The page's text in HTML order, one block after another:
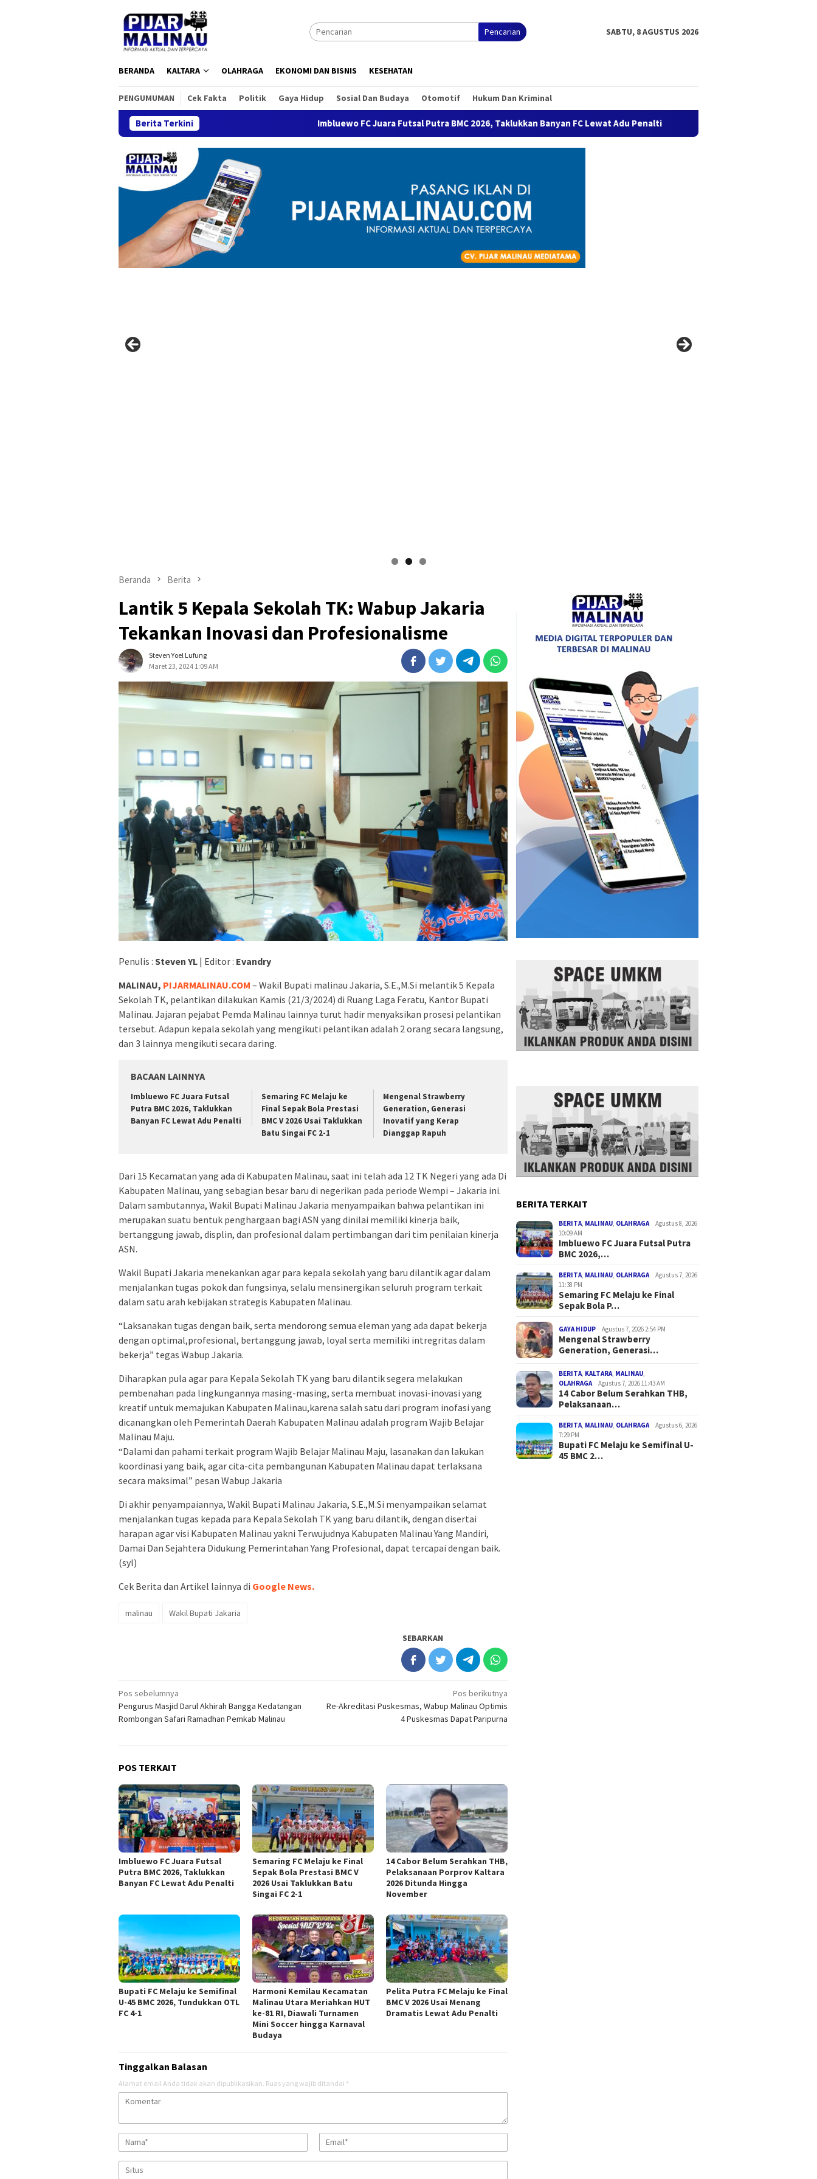
Pencarian SABTU, 8 AGUSTUS 2026
BERANDA KALTARA OLAHRAGA EKONOMI DAN BISNIS KESEHATAN
PENGUMUMAN Cek Fakta Politik Gaya Hidup Sosial Dan Budaya Otomotif Hukum Dan Kriminal
Berita Terkini Imbluewo FC Juara Futsal Putra BMC 2026, Taklukkan Banyan FC Lewat Adu Penalti Semaring FC Melaju ke Final Sepak Bola
Beranda Berita
Lantik 5 Kepala Sekolah TK: Wabup Jakaria
Tekankan Inovasi dan Profesionalisme
Steven Yoel Lufung
Maret 23, 2024 1:09 AM
Penulis : Steven YL | Editor : Evandry
MALINAU, PIJARMALINAU.COM – Wakil Bupati malinau Jakaria, S.E.,M.Si melantik 5 Kepala
Sekolah TK, pelantikan dilakukan Kamis (21/3/2024) di Ruang Laga Feratu, Kantor Bupati
Malinau. Jajaran pejabat Pemda Malinau lainnya turut hadir menyaksikan prosesi pelantikan
tersebut. Adapun kepala sekolah yang mengikuti pelantikan adalah 2 orang secara langsung,
dan 3 lainnya mengikuti secara daring.
BACAAN LAINNYA
Imbluewo FC Juara Futsal
Putra BMC 2026, Taklukkan
Banyan FC Lewat Adu Penalti
Semaring FC Melaju ke
Final Sepak Bola Prestasi
BMC V 2026 Usai Taklukkan
Batu Singai FC 2-1
Mengenal Strawberry
Generation, Generasi
Inovatif yang Kerap
Dianggap Rapuh
Dari 15 Kecamatan yang ada di Kabupaten Malinau, saat ini telah ada 12 TK Negeri yang ada Di
Kabupaten Malinau, yang sebagian besar baru di negerikan pada periode Wempi – Jakaria ini.
Dalam sambutannya, Wakil Bupati Malinau Jakaria menyampaikan bahwa pelantikan ini
merupakan suatu bentuk penghargaan bagi ASN yang dinilai memiliki kinerja baik,
bertanggung jawab, displin, dan profesional dalam pertimbangan dari tim penilaian kinerja
ASN.
Wakil Bupati Jakaria menekankan agar para kepala sekolah yang baru dilantik agar dalam
menjalankan tugas pokok dan fungsinya, selalu mensinergikan seluruh program terkait
dalam satu arah kebijakan strategis Kabupaten Malinau.
“Laksanakan tugas dengan baik, serta mendorong semua eleman yang ada dapat bekerja
dengan optimal,profesional, bertanggung jawab, loyal serta memiliki intregritas dalam
bekerja” tegas Wabup Jakaria.
Diharapkan pula agar para Kepala Sekolah TK yang baru dilantik segera melakukan
pembenahan pada lingkungannya masing-masing, serta membuat inovasi-inovasi yang
kreatif untuk memajukan Kabupaten Malinau,karena salah satu dari program inofasi yang
dicanangkan oleh Pemerintah Daerah Kabupaten Malinau adalah program Wajib Belajar
Malinau Maju.
“Dalami dan pahami terkait program Wajib Belajar Malinau Maju, lasanakan dan lakukan
koordinasi yang baik, agar cita-cita pembangunan Kabupaten Malinau dapat terlaksana
secara maksimal” pesan Wabup Jakaria
Di akhir penyampaiannya, Wakil Bupati Malinau Jakaria, S.E.,M.Si menyampaikan selamat
menjalankan tugas kepada para Kepala Sekolah TK yang baru dilantik, dengan disertai
harapan agar visi Kabupaten Malinau yakni Terwujudnya Kabupaten Malinau Yang Mandiri,
Damai Dan Sejahtera Didukung Pemerintahan Yang Profesional, dapat tercapai dengan baik.
(syl)
Cek Berita dan Artikel lainnya di Google News.
malinau Wakil Bupati Jakaria
SEBARKAN
Navigasi
pos
Pos sebelumnya
Pengurus Masjid Darul Akhirah Bangga Kedatangan
Rombongan Safari Ramadhan Pemkab Malinau
Pos berikutnya
Re-Akreditasi Puskesmas, Wabup Malinau Optimis
4 Puskesmas Dapat Paripurna
POS TERKAIT
Imbluewo FC Juara Futsal
Putra BMC 2026, Taklukkan
Banyan FC Lewat Adu Penalti
Semaring FC Melaju ke Final
Sepak Bola Prestasi BMC V
2026 Usai Taklukkan Batu
Singai FC 2-1
14 Cabor Belum Serahkan THB,
Pelaksanaan Porprov Kaltara
2026 Ditunda Hingga
November
Bupati FC Melaju ke Semifinal
U-45 BMC 2026, Tundukkan OTL
FC 4-1
Harmoni Kemilau Kecamatan
Malinau Utara Meriahkan HUT
ke-81 RI, Diawali Turnamen
Mini Soccer hingga Karnaval
Budaya
Pelita Putra FC Melaju ke Final
BMC V 2026 Usai Menang
Dramatis Lewat Adu Penalti
Tinggalkan Balasan
Alamat email Anda tidak akan dipublikasikan. Ruas yang wajib ditandai *
BERITA TERKAIT
BERITA MALINAU OLAHRAGA
Agustus 8, 2026
10:09 AM
Imbluewo FC Juara Futsal Putra
BMC 2026,…
BERITA MALINAU OLAHRAGA
Agustus 7, 2026
11:38 PM
Semaring FC Melaju ke Final
Sepak Bola P…
GAYA HIDUP Agustus 7, 2026 2:54 PM
Mengenal Strawberry
Generation, Generasi…
BERITA KALTARA MALINAU
OLAHRAGA
Agustus 7, 2026 11:43 AM
14 Cabor Belum Serahkan THB,
Pelaksanaan…
BERITA MALINAU OLAHRAGA
Agustus 6, 2026
7:29 PM
Bupati FC Melaju ke Semifinal U-
45 BMC 2…